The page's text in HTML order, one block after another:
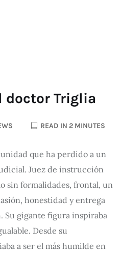
doctor Triglia
READ IN 2 MINUTES
que ha perdido a un
Juez de instrucción
sin formalidades, frontal, un
honestidad y entrega
Su gigante figura inspiraba
Desde su
a ser el más humilde en